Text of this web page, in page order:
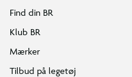
Find din BR
Klub BR
Mærker
Tilbud på legetøj